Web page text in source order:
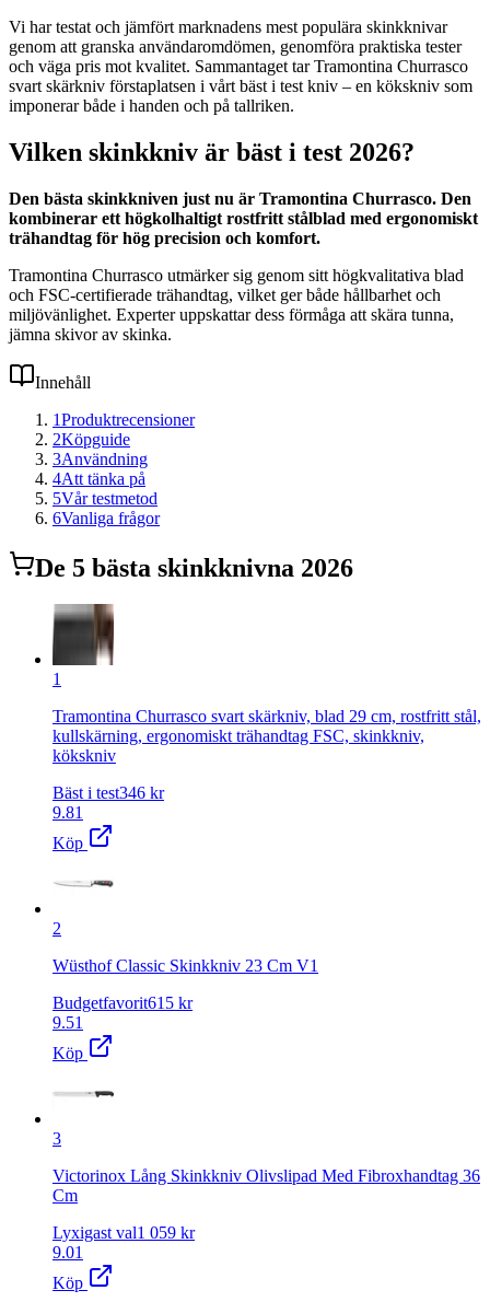
Vi har testat och jämfört marknadens mest populära skinkknivar
genom att granska användaromdömen, genomföra praktiska tester
och väga pris mot kvalitet. Sammantaget tar Tramontina Churrasco
svart skärkniv förstaplatsen i vårt bäst i test kniv – en kökskniv som
imponerar både i handen och på tallriken.
Vilken skinkkniv är bäst i test 2026?
Den bästa skinkkniven just nu är Tramontina Churrasco. Den
kombinerar ett högkolhaltigt rostfritt stålblad med ergonomiskt
trähandtag för hög precision och komfort.
Tramontina Churrasco utmärker sig genom sitt högkvalitativa blad
och FSC-certifierade trähandtag, vilket ger både hållbarhet och
miljövänlighet. Experter uppskattar dess förmåga att skära tunna,
jämna skivor av skinka.
Innehåll
1Produktrecensioner
2Köpguide
3Användning
4Att tänka på
5Vår testmetod
6Vanliga frågor
De 5 bästa skinkknivna 2026
1
Tramontina Churrasco svart skärkniv, blad 29 cm, rostfritt stål,
kullskärning, ergonomiskt trähandtag FSC, skinkkniv,
kökskniv
Bäst i test346 kr
9.81
Köp
2
Wüsthof Classic Skinkkniv 23 Cm V1
Budgetfavorit615 kr
9.51
Köp
3
Victorinox Lång Skinkkniv Olivslipad Med Fibroxhandtag 36
Cm
Lyxigast val1 059 kr
9.01
Köp